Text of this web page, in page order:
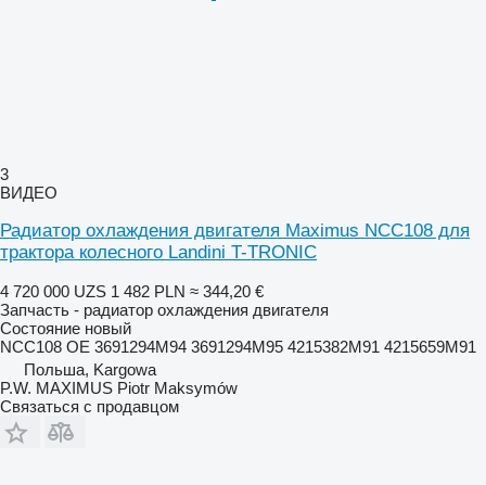
3
ВИДЕО
Радиатор охлаждения двигателя Maximus NCC108 для
трактора колесного Landini T-TRONIC
4 720 000 UZS 1 482 PLN ≈ 344,20 €
Запчасть - радиатор охлаждения двигателя
Состояние новый
NCC108 OE 3691294M94 3691294M95 4215382M91 4215659M91
Польша, Kargowa
P.W. MAXIMUS Piotr Maksymów
Связаться с продавцом